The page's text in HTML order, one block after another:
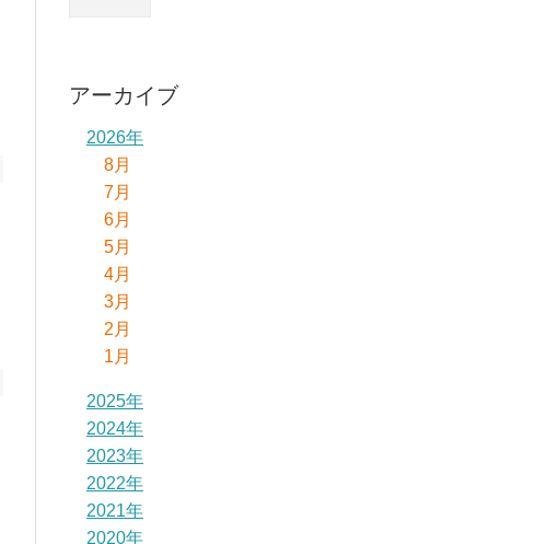
アーカイブ
2026年
8月
7月
6月
5月
4月
3月
2月
1月
2025年
2024年
2023年
2022年
2021年
2020年